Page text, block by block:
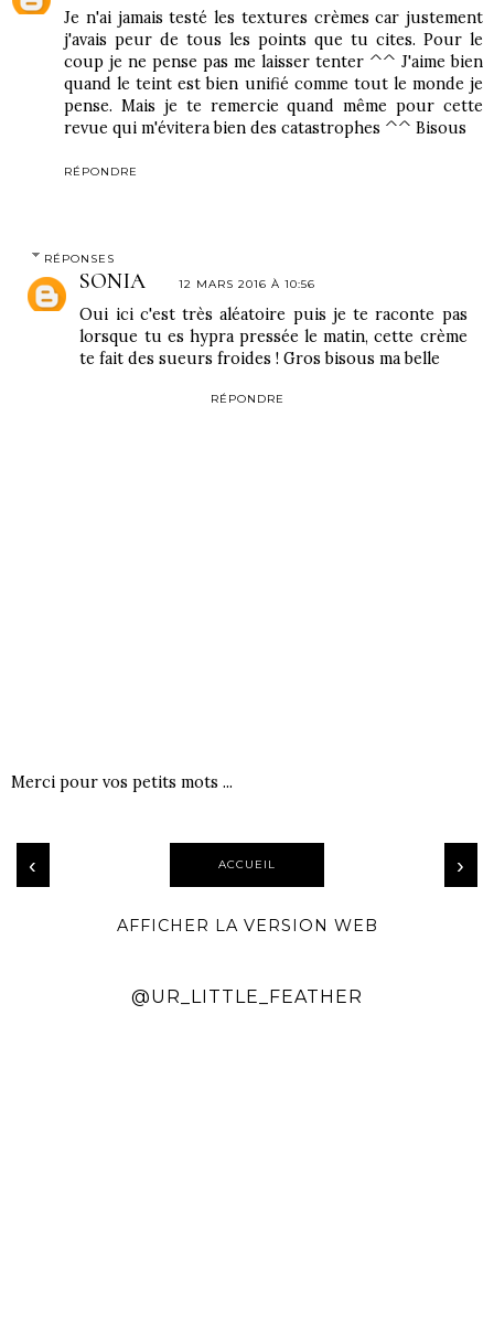
Je n'ai jamais testé les textures crèmes car justement
j'avais peur de tous les points que tu cites. Pour le
coup je ne pense pas me laisser tenter ^^ J'aime bien
quand le teint est bien unifié comme tout le monde je
pense. Mais je te remercie quand même pour cette
revue qui m'évitera bien des catastrophes ^^ Bisous
RÉPONDRE
RÉPONSES
SONIA 12 MARS 2016 À 10:56
Oui ici c'est très aléatoire puis je te raconte pas
lorsque tu es hypra pressée le matin, cette crème
te fait des sueurs froides ! Gros bisous ma belle
RÉPONDRE
Merci pour vos petits mots ...
‹ ›
ACCUEIL
AFFICHER LA VERSION WEB
@UR_LITTLE_FEATHER